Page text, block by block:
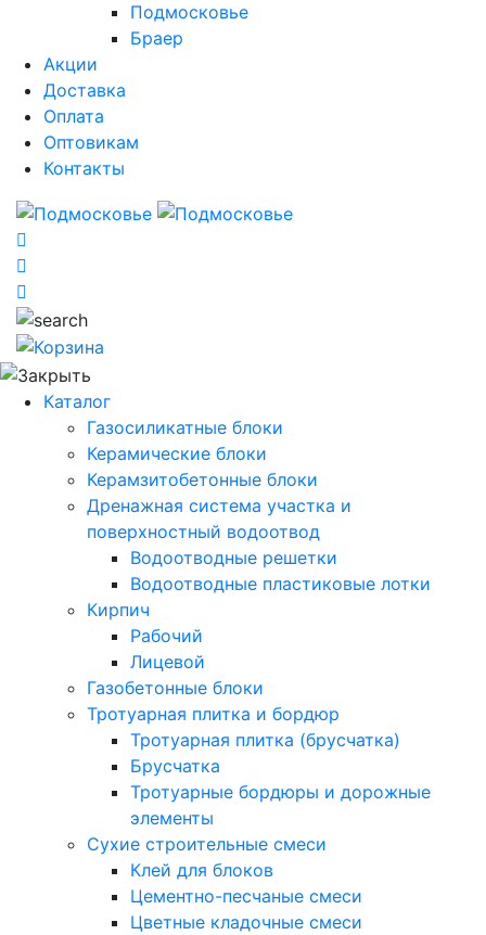
Подмосковье
Браер
Акции
Доставка
Оплата
Оптовикам
Контакты
Каталог
Газосиликатные блоки
Керамические блоки
Керамзитобетонные блоки
Дренажная система участка и
поверхностный водоотвод
Водоотводные решетки
Водоотводные пластиковые лотки
Кирпич
Рабочий
Лицевой
Газобетонные блоки
Тротуарная плитка и бордюр
Тротуарная плитка (брусчатка)
Брусчатка
Тротуарные бордюры и дорожные
элементы
Сухие строительные смеси
Клей для блоков
Цементно-песчаные смеси
Цветные кладочные смеси